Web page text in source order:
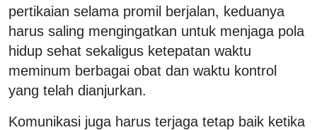
pertikaian selama promil berjalan, keduanya
harus saling mengingatkan untuk menjaga pola
hidup sehat sekaligus ketepatan waktu
meminum berbagai obat dan waktu kontrol
yang telah dianjurkan.
Komunikasi juga harus terjaga tetap baik ketika